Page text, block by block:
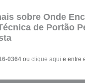
sobre Onde
de Portão
0364ouclique aqui e entre